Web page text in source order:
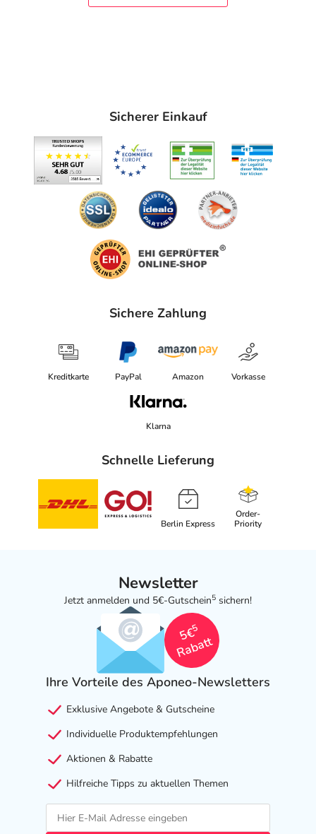
Sicherer Einkauf
Sichere Zahlung
Kreditkarte PayPal Amazon Vorkasse
Klarna
Schnelle Lieferung
Berlin Express
Order-
Priority
Newsletter
Jetzt anmelden und 5€-Gutschein5 sichern!
5€
5
Rabatt
Ihre Vorteile des Aponeo-Newsletters
Exklusive Angebote & Gutscheine
Individuelle Produktempfehlungen
Aktionen & Rabatte
Hilfreiche Tipps zu aktuellen Themen